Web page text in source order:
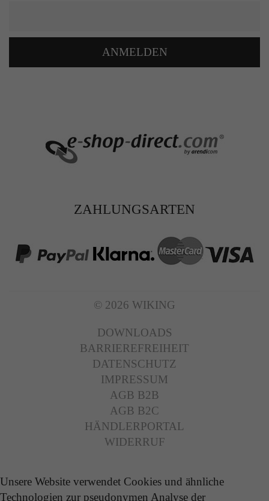
ANMELDEN
ZAHLUNGSARTEN
© 2026 WIKING
DOWNLOADS
BARRIEREFREIHEIT
DATENSCHUTZ
IMPRESSUM
AGB B2B
AGB B2C
HÄNDLERPORTAL
WIDERRUF
Unsere Website verwendet Cookies und ähnliche
Technologien zur pseudonymen Analyse der